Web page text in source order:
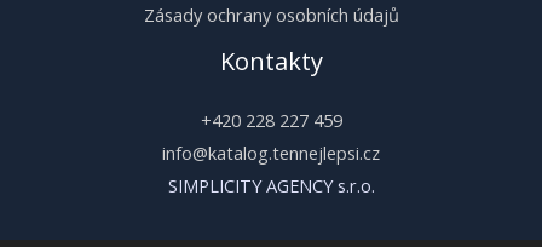
Zásady ochrany osobních údajů
Kontakty
+420 228 227 459
info@katalog.tennejlepsi.cz
SIMPLICITY AGENCY s.r.o.